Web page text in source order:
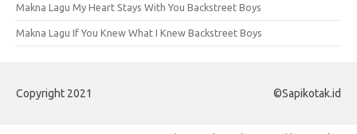
Makna Lagu My Heart Stays With You Backstreet Boys
Makna Lagu If You Knew What I Knew Backstreet Boys
Copyright 2021 ©Sapikotak.id